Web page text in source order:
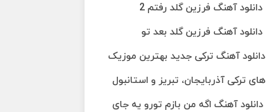
دانلود آهنگ فرزین گلد رفتم 2
دانلود آهنگ فرزین گلد بعد تو
دانلود آهنگ ترکی جدید بهترین موزیک‌
های ترکی آذربایجان، تبریز و استانبول
دانلود آهنگ اگه من بازم تورو یه جای